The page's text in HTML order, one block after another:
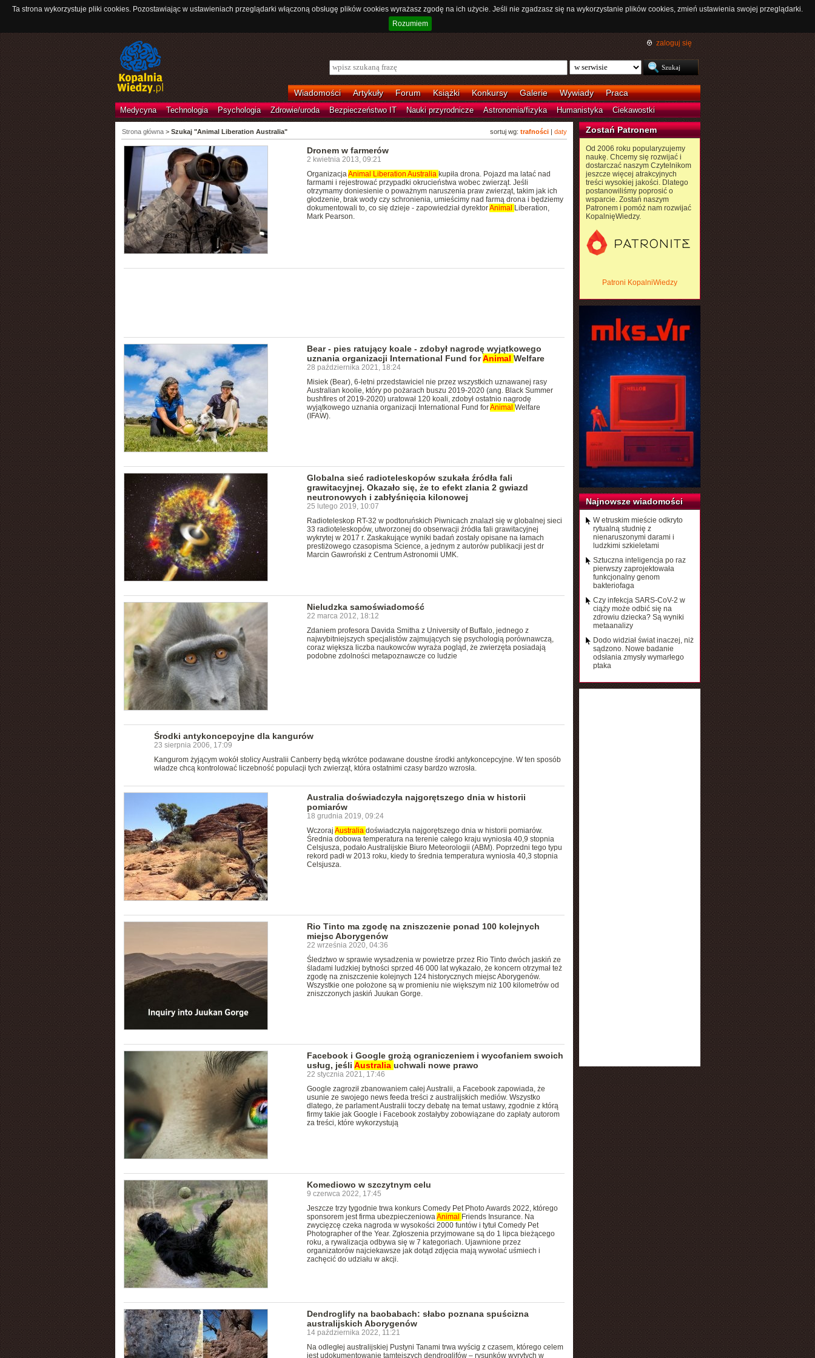
Ta strona wykorzystuje pliki cookies. Pozostawiając w ustawieniach przeglądarki włączoną obsługę plików cookies wyrażasz zgodę na ich użycie. Jeśli nie zgadzasz się na wykorzystanie plików cookies, zmień ustawienia swojej przeglądarki.
Rozumiem
zaloguj się
Wiadomości Artykuły Forum Książki Konkursy Galerie Wywiady Praca
Medycyna Technologia Psychologia Zdrowie/uroda Bezpieczeństwo IT Nauki przyrodnicze Astronomia/fizyka Humanistyka Ciekawostki
sortuj wg: trafności| daty
Strona główna> Szukaj "Animal Liberation Australia"
Dronem w farmerów
2 kwietnia 2013, 09:21
OrganizacjaAnimal Liberation Australia kupiła drona. Pojazd ma latać nad
farmami i rejestrować przypadki okrucieństwa wobec zwierząt. Jeśli
otrzymamy doniesienie o poważnym naruszenia praw zwierząt, takim jak ich
głodzenie, brak wody czy schronienia, umieścimy nad farmą drona i będziemy
dokumentowali to, co się dzieje - zapowiedział dyrektorAnimal Liberation,
Mark Pearson.
Bear - pies ratujący koale - zdobył nagrodę wyjątkowego
uznania organizacji International Fund forAnimal Welfare
28 października 2021, 18:24
Misiek (Bear), 6-letni przedstawiciel nie przez wszystkich uznawanej rasy
Australian koolie, który po pożarach buszu 2019-2020 (ang. Black Summer
bushfires of 2019-2020) uratował 120 koali, zdobył ostatnio nagrodę
wyjątkowego uznania organizacji International Fund forAnimal Welfare
(IFAW).
Globalna sieć radioteleskopów szukała źródła fali
grawitacyjnej. Okazało się, że to efekt zlania 2 gwiazd
neutronowych i zabłyśnięcia kilonowej
25 lutego 2019, 10:07
Radioteleskop RT-32 w podtoruńskich Piwnicach znalazł się w globalnej sieci
33 radioteleskopów, utworzonej do obserwacji źródła fali grawitacyjnej
wykrytej w 2017 r. Zaskakujące wyniki badań zostały opisane na łamach
prestiżowego czasopisma Science, a jednym z autorów publikacji jest dr
Marcin Gawroński z Centrum Astronomii UMK.
Nieludzka samoświadomość
22 marca 2012, 18:12
Zdaniem profesora Davida Smitha z University of Buffalo, jednego z
najwybitniejszych specjalistów zajmujących się psychologią porównawczą,
coraz większa liczba naukowców wyraża pogląd, że zwierzęta posiadają
podobne zdolności metapoznawcze co ludzie
Środki antykoncepcyjne dla kangurów
23 sierpnia 2006, 17:09
Kangurom żyjącym wokół stolicy Australii Canberry będą wkrótce podawane doustne środki antykoncepcyjne. W ten sposób
władze chcą kontrolować liczebność populacji tych zwierząt, która ostatnimi czasy bardzo wzrosła.
Australia doświadczyła najgorętszego dnia w historii
pomiarów
18 grudnia 2019, 09:24
Wczoraj Australia doświadczyła najgorętszego dnia w historii pomiarów.
Średnia dobowa temperatura na terenie całego kraju wyniosła 40,9 stopnia
Celsjusza, podało Australijskie Biuro Meteorologii (ABM). Poprzedni tego typu
rekord padł w 2013 roku, kiedy to średnia temperatura wyniosła 40,3 stopnia
Celsjusza.
Rio Tinto ma zgodę na zniszczenie ponad 100 kolejnych
miejsc Aborygenów
22 września 2020, 04:36
Śledztwo w sprawie wysadzenia w powietrze przez Rio Tinto dwóch jaskiń ze
śladami ludzkiej bytności sprzed 46 000 lat wykazało, że koncern otrzymał też
zgodę na zniszczenie kolejnych 124 historycznych miejsc Aborygenów.
Wszystkie one położone są w promieniu nie większym niż 100 kilometrów od
zniszczonych jaskiń Juukan Gorge.
Facebook i Google grożą ograniczeniem i wycofaniem swoich
usług, jeśli Australia uchwali nowe prawo
22 stycznia 2021, 17:46
Google zagroził zbanowaniem całej Australii, a Facebook zapowiada, że
usunie ze swojego news feeda treści z australijskich mediów. Wszystko
dlatego, że parlament Australii toczy debatę na temat ustawy, zgodnie z którą
firmy takie jak Google i Facebook zostałyby zobowiązane do zapłaty autorom
za treści, które wykorzystują
Komediowo w szczytnym celu
9 czerwca 2022, 17:45
Jeszcze trzy tygodnie trwa konkurs Comedy Pet Photo Awards 2022, którego
sponsorem jest firma ubezpieczeniowaAnimal Friends Insurance. Na
zwycięzcę czeka nagroda w wysokości 2000 funtów i tytuł Comedy Pet
Photographer of the Year. Zgłoszenia przyjmowane są do 1 lipca bieżącego
roku, a rywalizacja odbywa się w 7 kategoriach. Ujawnione przez
organizatorów najciekawsze jak dotąd zdjęcia mają wywołać uśmiech i
zachęcić do udziału w akcji.
Dendroglify na baobabach: słabo poznana spuścizna
australijskich Aborygenów
14 października 2022, 11:21
Na odległej australijskiej Pustyni Tanami trwa wyścig z czasem, którego celem
jest udokumentowanie tamtejszych dendroglifów – rysunków wyrytych w
Zostań Patronem
Od 2006 roku popularyzujemy
naukę. Chcemy się rozwijać i
dostarczać naszym Czytelnikom
jeszcze więcej atrakcyjnych
treści wysokiej jakości. Dlatego
postanowiliśmy poprosić o
wsparcie. Zostań naszym
Patronem i pomóż nam rozwijać
KopalnięWiedzy.
Patroni KopalniWiedzy
Najnowsze wiadomości
W etruskim mieście odkryto
rytualną studnię z
nienaruszonymi darami i
ludzkimi szkieletami
Sztuczna inteligencja po raz
pierwszy zaprojektowała
funkcjonalny genom
bakteriofaga
Czy infekcja SARS-CoV-2 w
ciąży może odbić się na
zdrowiu dziecka? Są wyniki
metaanalizy
Dodo widział świat inaczej, niż
sądzono. Nowe badanie
odsłania zmysły wymarłego
ptaka